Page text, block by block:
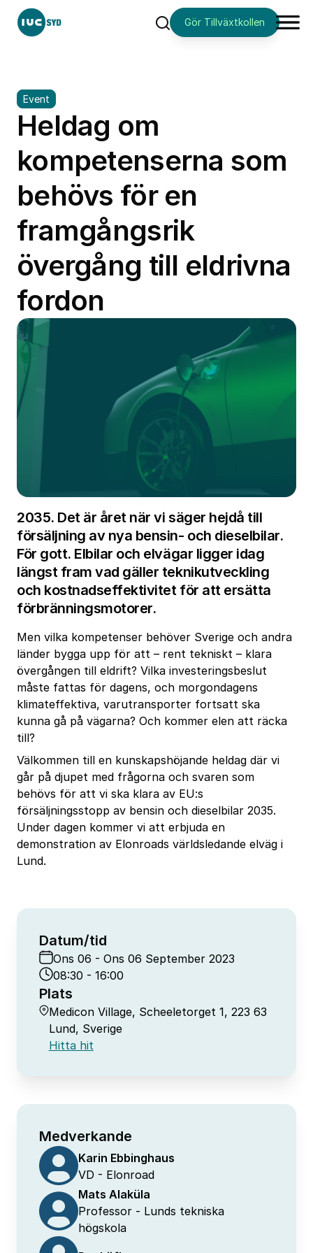
SökGör Tillväxtkollen
Event
Heldag om
kompetenserna som
behövs för en
framgångsrik
övergång till eldrivna
fordon
2035. Det är året när vi säger hejdå till
försäljning av nya bensin- och dieselbilar.
För gott. Elbilar och elvägar ligger idag
längst fram vad gäller teknikutveckling
och kostnadseffektivitet för att ersätta
förbränningsmotorer.
Men vilka kompetenser behöver Sverige och andra
länder bygga upp för att – rent tekniskt – klara
övergången till eldrift? Vilka investeringsbeslut
måste fattas för dagens, och morgondagens
klimateffektiva, varutransporter fortsatt ska
kunna gå på vägarna? Och kommer elen att räcka
till?
Välkommen till en kunskapshöjande heldag där vi
går på djupet med frågorna och svaren som
behövs för att vi ska klara av EU:s
försäljningsstopp av bensin och dieselbilar 2035.
Under dagen kommer vi att erbjuda en
demonstration av Elonroads världsledande elväg i
Lund.
Datum/tid
Ons 06 - Ons 06 September 2023
08:30 - 16:00
Plats
Medicon Village, Scheeletorget 1, 223 63
Lund, Sverige
Hitta hit
Medverkande
Karin Ebbinghaus
VD - Elonroad
Mats Alaküla
Professor - Lunds tekniska
högskola